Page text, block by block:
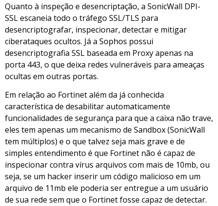
Quanto à inspeção e desencriptação, a SonicWall DPI-
SSL escaneia todo o tráfego SSL/TLS para
desencriptografar, inspecionar, detectar e mitigar
ciberataques ocultos. Já a Sophos possui
desencriptografia SSL baseada em Proxy apenas na
porta 443, o que deixa redes vulneráveis para ameaças
ocultas em outras portas.
Em relação ao Fortinet além da já conhecida
característica de desabilitar automaticamente
funcionalidades de segurança para que a caixa não trave,
eles tem apenas um mecanismo de Sandbox (SonicWall
tem múltiplos) e o que talvez seja mais grave e de
simples entendimento é que Fortinet não é capaz de
inspecionar contra vírus arquivos com mais de 10mb, ou
seja, se um hacker inserir um código malicioso em um
arquivo de 11mb ele poderia ser entregue a um usuário
de sua rede sem que o Fortinet fosse capaz de detectar.